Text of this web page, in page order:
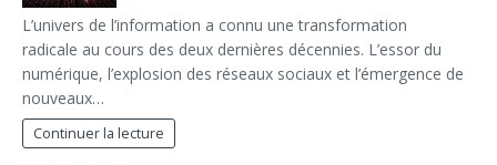
L’univers de l’information a connu une transformation
radicale au cours des deux dernières décennies. L’essor du
numérique, l’explosion des réseaux sociaux et l’émergence de
nouveaux…
Continuer la lecture